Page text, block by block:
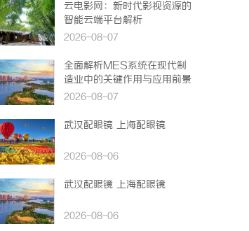
云电影网：新时代影视资源的
智能云端平台解析
2026-08-07
全面解析MES系统在现代制
造业中的关键作用与应用前景
2026-08-07
武汉配眼镜 上海配眼镜
2026-08-06
武汉配眼镜 上海配眼镜
2026-08-06